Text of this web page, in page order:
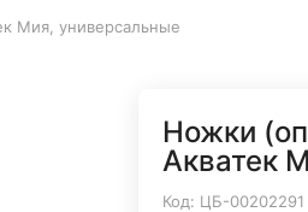
Мия, универсальные
Ножки
Акватек
Код: ЦБ-00202291